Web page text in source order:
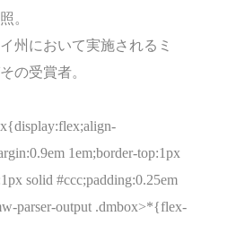
。
州において実施されるミ
の受賞者。
1em;border-top:1px
solid #ccc;padding:0.25em
parser-output .dmbox>*{flex-